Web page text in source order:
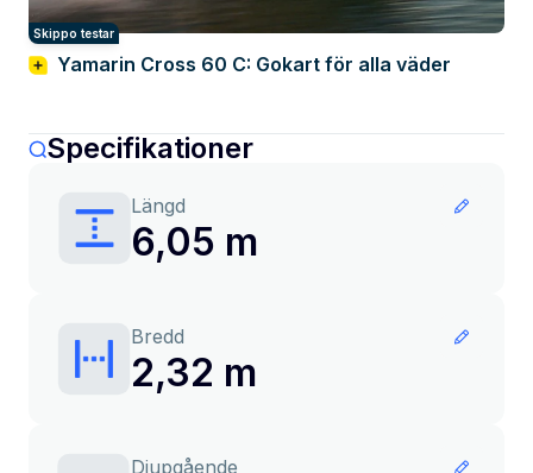
Skippo testar
Yamarin Cross 60 C: Gokart för alla väder
Specifikationer
Längd
6,05 m
Bredd
2,32 m
Djupgående